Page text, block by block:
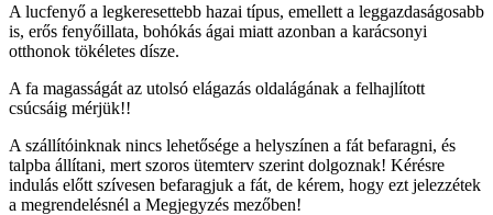
A lucfenyő a legkeresettebb hazai típus, emellett a leggazdaságosabb
is, erős fenyőillata, bohókás ágai miatt azonban a karácsonyi
otthonok tökéletes dísze.
A fa magasságát az utolsó elágazás oldalágának a felhajlított
csúcsáig mérjük!!
A szállítóinknak nincs lehetősége a helyszínen a fát befaragni, és
talpba állítani, mert szoros ütemterv szerint dolgoznak! Kérésre
indulás előtt szívesen befaragjuk a fát, de kérem, hogy ezt jelezzétek
a megrendelésnél a Megjegyzés mezőben!